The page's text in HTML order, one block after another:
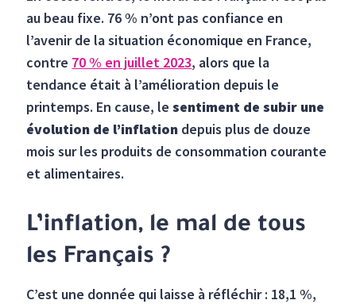
au beau fixe. 76 % n’ont pas confiance en
l’avenir de la situation économique en France,
contre 70 % en juillet 2023, alors que la
tendance était à l’amélioration depuis le
printemps. En cause, lesentiment de subir une
évolution de l’inflation depuis plus de douze
mois sur les produits de consommation courante
et alimentaires.
L’inflation, le mal de tous
les Français ?
C’est une donnée qui laisse à réfléchir : 18,1 %,